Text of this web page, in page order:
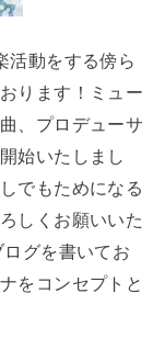
活動をする傍ら
ります！ミュー
、プロデューサ
始いたしまし
でもためになる
しくお願いいた
グを書いてお
をコンセプトと